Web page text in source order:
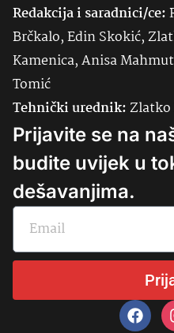
Redakcija i saradnici/ce:
Brčkalo, Edin Skokić,
Kamenica, Anisa
Tomić
Tehnički urednik:Zlatko
Prijavite se na
budite uvijek u
dešavanjima.